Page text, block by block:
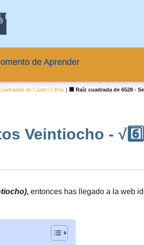
de Aprender
de Cuatro Cifras | 🟦 Raíz cuadrada de 6528 -
Veintiocho -
, entonces has llegado a la web